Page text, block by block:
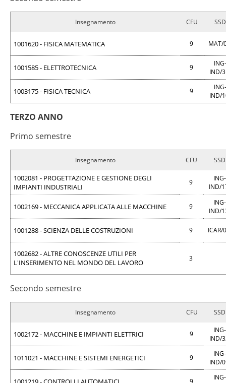
Insegnamento CFU SSD
1001620 - FISICA MATEMATICA 9 MAT/
1001585 - ELETTROTECNICA 9
ING-
IND/
1003175 - FISICA TECNICA 9
ING-
IND/
TERZO ANNO
Primo semestre
Insegnamento CFU SSD
1002081 - PROGETTAZIONE E GESTIONE DEGLI
IMPIANTI INDUSTRIALI
9
ING-
IND/
1002169 - MECCANICA APPLICATA ALLE MACCHINE 9
ING-
IND/
1001288 - SCIENZA DELLE COSTRUZIONI 9 ICAR/
1002682 - ALTRE CONOSCENZE UTILI PER
L'INSERIMENTO NEL MONDO DEL LAVORO
3
Secondo semestre
Insegnamento CFU SSD
1002172 - MACCHINE E IMPIANTI ELETTRICI 9
ING-
IND/
1011021 - MACCHINE E SISTEMI ENERGETICI 9
ING-
IND/
9
ING-